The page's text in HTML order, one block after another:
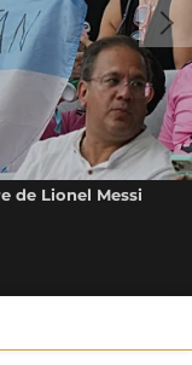
de Lionel Messi